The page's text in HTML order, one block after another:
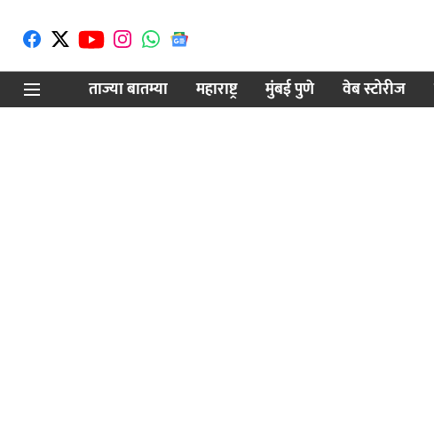
ताज्या बातम्या
महाराष्ट्र मुंबई पुणे वेब स्टोरीज